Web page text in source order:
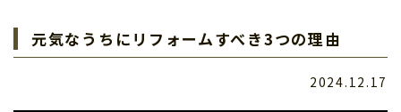
元気なうちにリフォームすべき3つの理由
2024.12.17